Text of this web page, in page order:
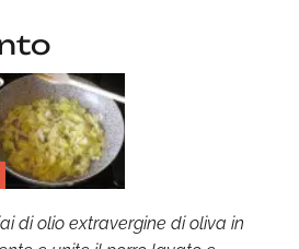
di olio extravergine di oliva in